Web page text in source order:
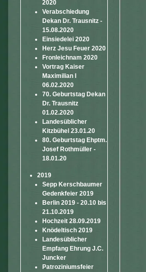
2020
Verabschiedung
Dekan Dr. Trausnitz -
15.08.2020
Einsiedelei 2020
Herz Jesu Feuer 2020
Fronleichnam 2020
Vortrag Kaiser
Maximilian I
06.02.2020
70. Geburtstag Dekan
Dr. Trausnitz
01.02.2020
Landesüblicher
Kitzbühel 23.01.20
80. Geburtstag Ehptm.
Josef Rothmüller -
18.01.20
2019
Sepp Kerschbaumer
Gedenkfeier 2019
Berlin 2019 - 20.10 bis
21.10.2019
Hochzeit 28.09.2019
Knödeltisch 2019
Landesüblicher
Empfang Ehrung J.C.
Juncker
Patroziniumsfeier